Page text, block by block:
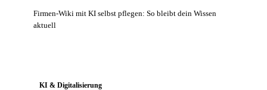
Firmen-Wiki mit KI selbst pflegen: So bleibt dein Wissen
aktuell
KI & Digitalisierung